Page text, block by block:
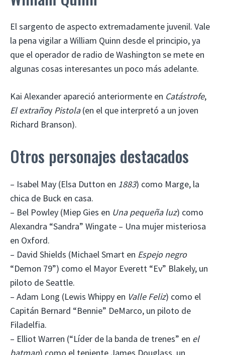
El sargento de aspecto extremadamente juvenil. Vale
la pena vigilar a William Quinn desde el principio, ya
que el operador de radio de Washington se mete en
algunas cosas interesantes un poco más adelante.
Kai Alexander apareció anteriormente en Catástrofe,
El extrañoy Pistola(en el que interpretó a un joven
Richard Branson).
Otros personajes destacados
– Isabel May (Elsa Dutton en 1883) como Marge, la
chica de Buck en casa.
– Bel Powley (Miep Gies en Una pequeña luz) como
Alexandra “Sandra” Wingate – Una mujer misteriosa
en Oxford.
– David Shields (Michael Smart en Espejo negro
“Demon 79”) como el Mayor Everett “Ev” Blakely, un
piloto de Seattle.
– Adam Long (Lewis Whippy en Valle Feliz) como el
Capitán Bernard “Bennie” DeMarco, un piloto de
Filadelfia.
– Elliot Warren (“Líder de la banda de trenes” en el
batman) como el teniente James Douglass, un